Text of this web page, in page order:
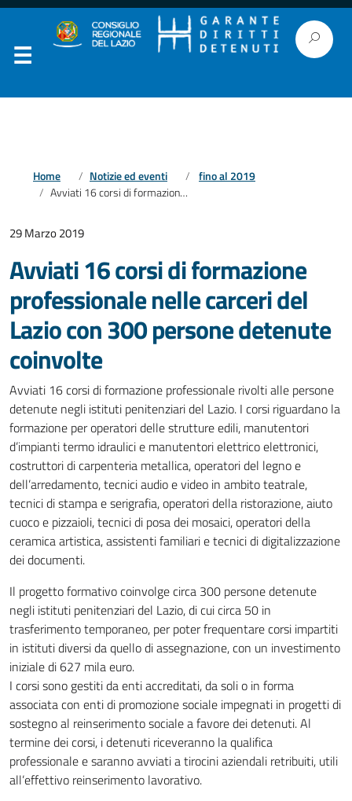
Home Notizie ed eventi
fino al 2019
Avviati 16 corsi di formazione professionale nelle carceri del Lazio con 300 persone detenute coinvolte
29 Marzo 2019
Avviati 16 corsi di formazione
professionale nelle carceri del
Lazio con 300 persone detenute
coinvolte
Avviati 16 corsi di formazione professionale rivolti alle persone
detenute negli istituti penitenziari del Lazio. I corsi riguardano la
formazione per operatori delle strutture edili, manutentori
d’impianti termo idraulici e manutentori elettrico elettronici,
costruttori di carpenteria metallica, operatori del legno e
dell’arredamento, tecnici audio e video in ambito teatrale,
tecnici di stampa e serigrafia, operatori della ristorazione, aiuto
cuoco e pizzaioli, tecnici di posa dei mosaici, operatori della
ceramica artistica, assistenti familiari e tecnici di digitalizzazione
dei documenti.
Il progetto formativo coinvolge circa 300 persone detenute
negli istituti penitenziari del Lazio, di cui circa 50 in
trasferimento temporaneo, per poter frequentare corsi impartiti
in istituti diversi da quello di assegnazione, con un investimento
iniziale di 627 mila euro.
I corsi sono gestiti da enti accreditati, da soli o in forma
associata con enti di promozione sociale impegnati in progetti di
sostegno al reinserimento sociale a favore dei detenuti. Al
termine dei corsi, i detenuti riceveranno la qualifica
professionale e saranno avviati a tirocini aziendali retribuiti, utili
all’effettivo reinserimento lavorativo.